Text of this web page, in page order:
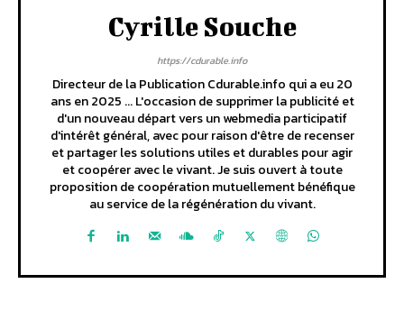
Cyrille Souche
https://cdurable.info
Directeur de la Publication Cdurable.info qui a eu 20
ans en 2025 ... L'occasion de supprimer la publicité et
d'un nouveau départ vers un webmedia participatif
d'intérêt général, avec pour raison d'être de recenser
et partager les solutions utiles et durables pour agir
et coopérer avec le vivant. Je suis ouvert à toute
proposition de coopération mutuellement bénéfique
au service de la régénération du vivant.